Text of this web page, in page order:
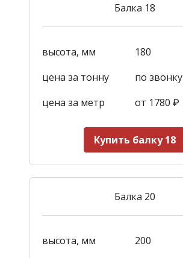
Балка 18
высота, мм
180
цена за тонну
по звонку
цена за метр
от 1780 ₽
Купить балку 18
Балка 20
высота, мм
200